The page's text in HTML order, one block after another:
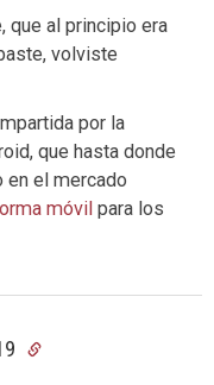
que al principio era
volviste
por la
que hasta donde
en el mercado
móvil para los